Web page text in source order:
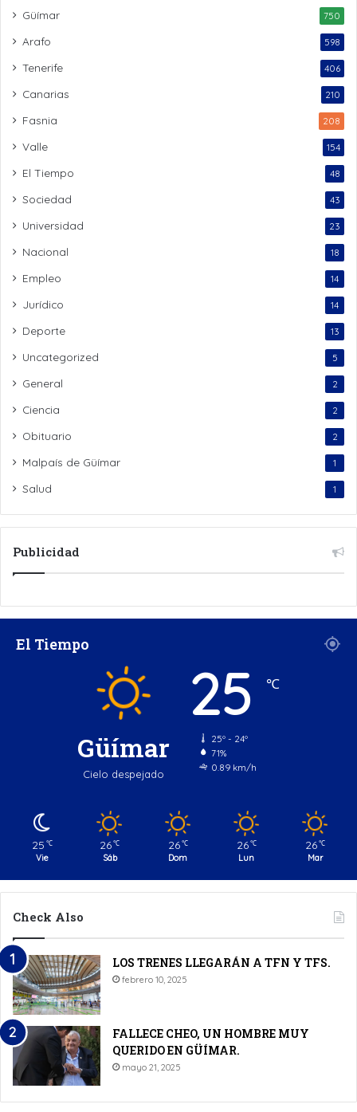
Güímar 750
Arafo 598
Tenerife 406
Canarias 210
Fasnia 208
Valle 154
El Tiempo 48
Sociedad 43
Universidad 23
Nacional 18
Empleo 14
Jurídico 14
Deporte 13
Uncategorized 5
General 2
Ciencia 2
Obituario 2
Malpaís de Güímar 1
Salud 1
Publicidad
El Tiempo
Güímar
Cielo despejado
25 ℃
25º - 24º
71%
0.89 km/h
25 ℃
Vie
26 ℃
Sáb
26 ℃
Dom
26 ℃
Lun
26 ℃
Mar
Check Also
LOS TRENES LLEGARÁN A TFN Y TFS.
febrero 10, 2025
FALLECE CHEO, UN HOMBRE MUY
QUERIDO EN GÜÍMAR.
mayo 21, 2025